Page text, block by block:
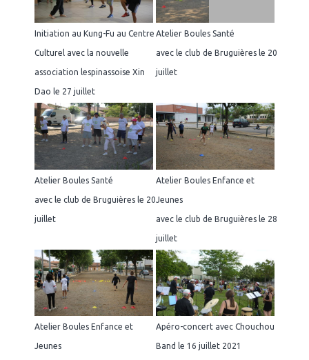
Initiation au Kung-Fu au Centre
Culturel avec la nouvelle
association lespinassoise Xin
Dao le 27 juillet
Atelier Boules Santé
avec le club de Bruguières le 20
juillet
Atelier Boules Santé
avec le club de Bruguières le 20
juillet
Atelier Boules Enfance et
Jeunes
avec le club de Bruguières le 28
juillet
Atelier Boules Enfance et
Jeunes
Apéro-concert avec Chouchou
Band le 16 juillet 2021